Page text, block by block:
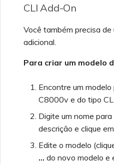
CLI Add-On
Você também precisa de
adicional.
Para criar um modelo
Encontre um
C8000v e do tipo
Digite um nome
descrição e clique em
Edite o modelo
… do novo modelo e